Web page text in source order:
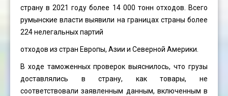
страну в 2021 году более 14 000 тонн отходов. Всего
румынские власти выявили на границах страны более
224 нелегальных партий
отходов из стран Европы, Азии и Северной Америки.
В ходе таможенных проверок выяснилось, что грузы
доставлялись в страну, как товары, не
соответствовали заявленным данным, включенным в